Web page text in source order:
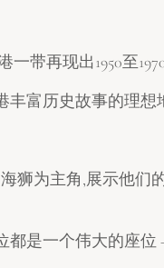
带再现出1950至
丰富历史故事的理想
狮为主角,展示他
都是一个伟大的座